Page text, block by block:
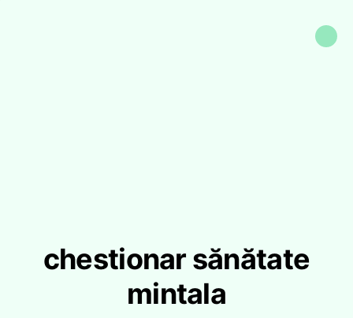
chestionar sănătate
mintala